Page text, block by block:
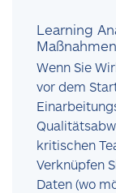
Learning
Wenn Sie
vor dem
kritischen
Verknüpfen
Daten (wo